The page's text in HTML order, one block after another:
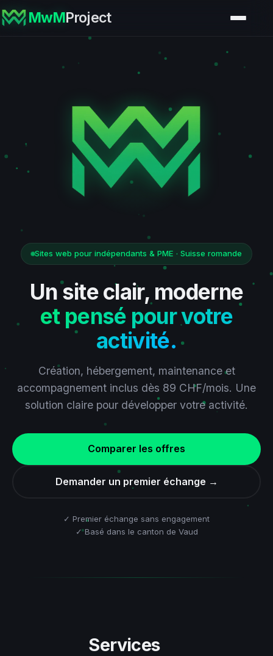
MwMProject
Sites web pour indépendants & PME · Suisse romande
Un site clair, moderne
et pensé pour votre
activité.
Création, hébergement, maintenance et
accompagnement inclus dès 89 CHF/mois. Une
solution claire pour développer votre activité.
Comparer les offres
Demander un premier échange →
✓ Premier échange sans engagement
✓ Basé dans le canton de Vaud
Services